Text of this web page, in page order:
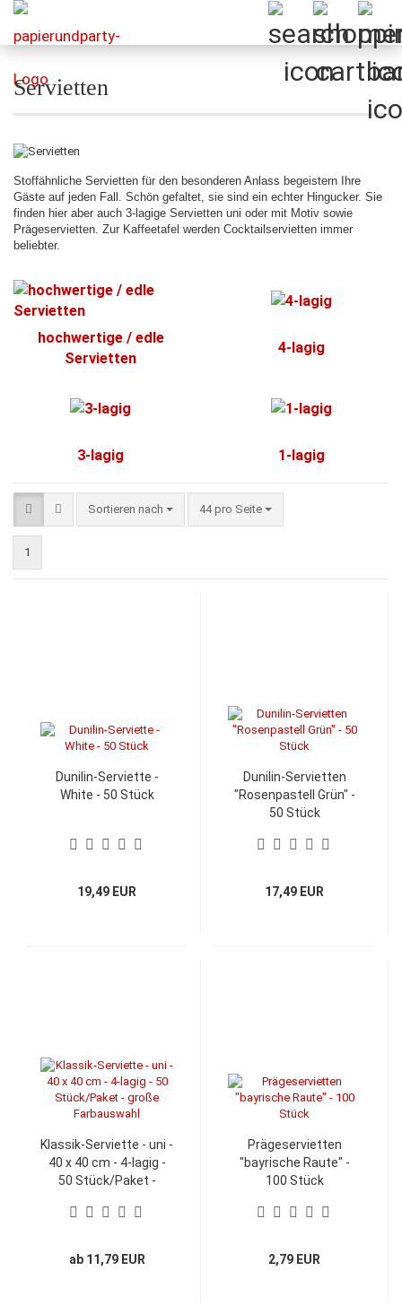
Servietten
Stoffähnliche Servietten für den besonderen Anlass begeistern Ihre
Gäste auf jeden Fall. Schön gefaltet, sie sind ein echter Hingucker. Sie
finden hier aber auch 3-lagige Servietten uni oder mit Motiv sowie
Prägeservietten. Zur Kaffeetafel werden Cocktailservietten immer
beliebter.
hochwertige / edle
Servietten
4-lagig
3-lagig 1-lagig
Sortieren nach
Sortieren nach 44 pro Seite
pro Seite
1
Dunilin-Serviette -
White - 50 Stück
19,49 EUR
Dunilin-Servietten
"Rosenpastell Grün" -
50 Stück
17,49 EUR
Klassik-Serviette - uni -
40 x 40 cm - 4-lagig -
50 Stück/Paket -
ab 11,79 EUR
Prägeservietten
"bayrische Raute" -
100 Stück
2,79 EUR